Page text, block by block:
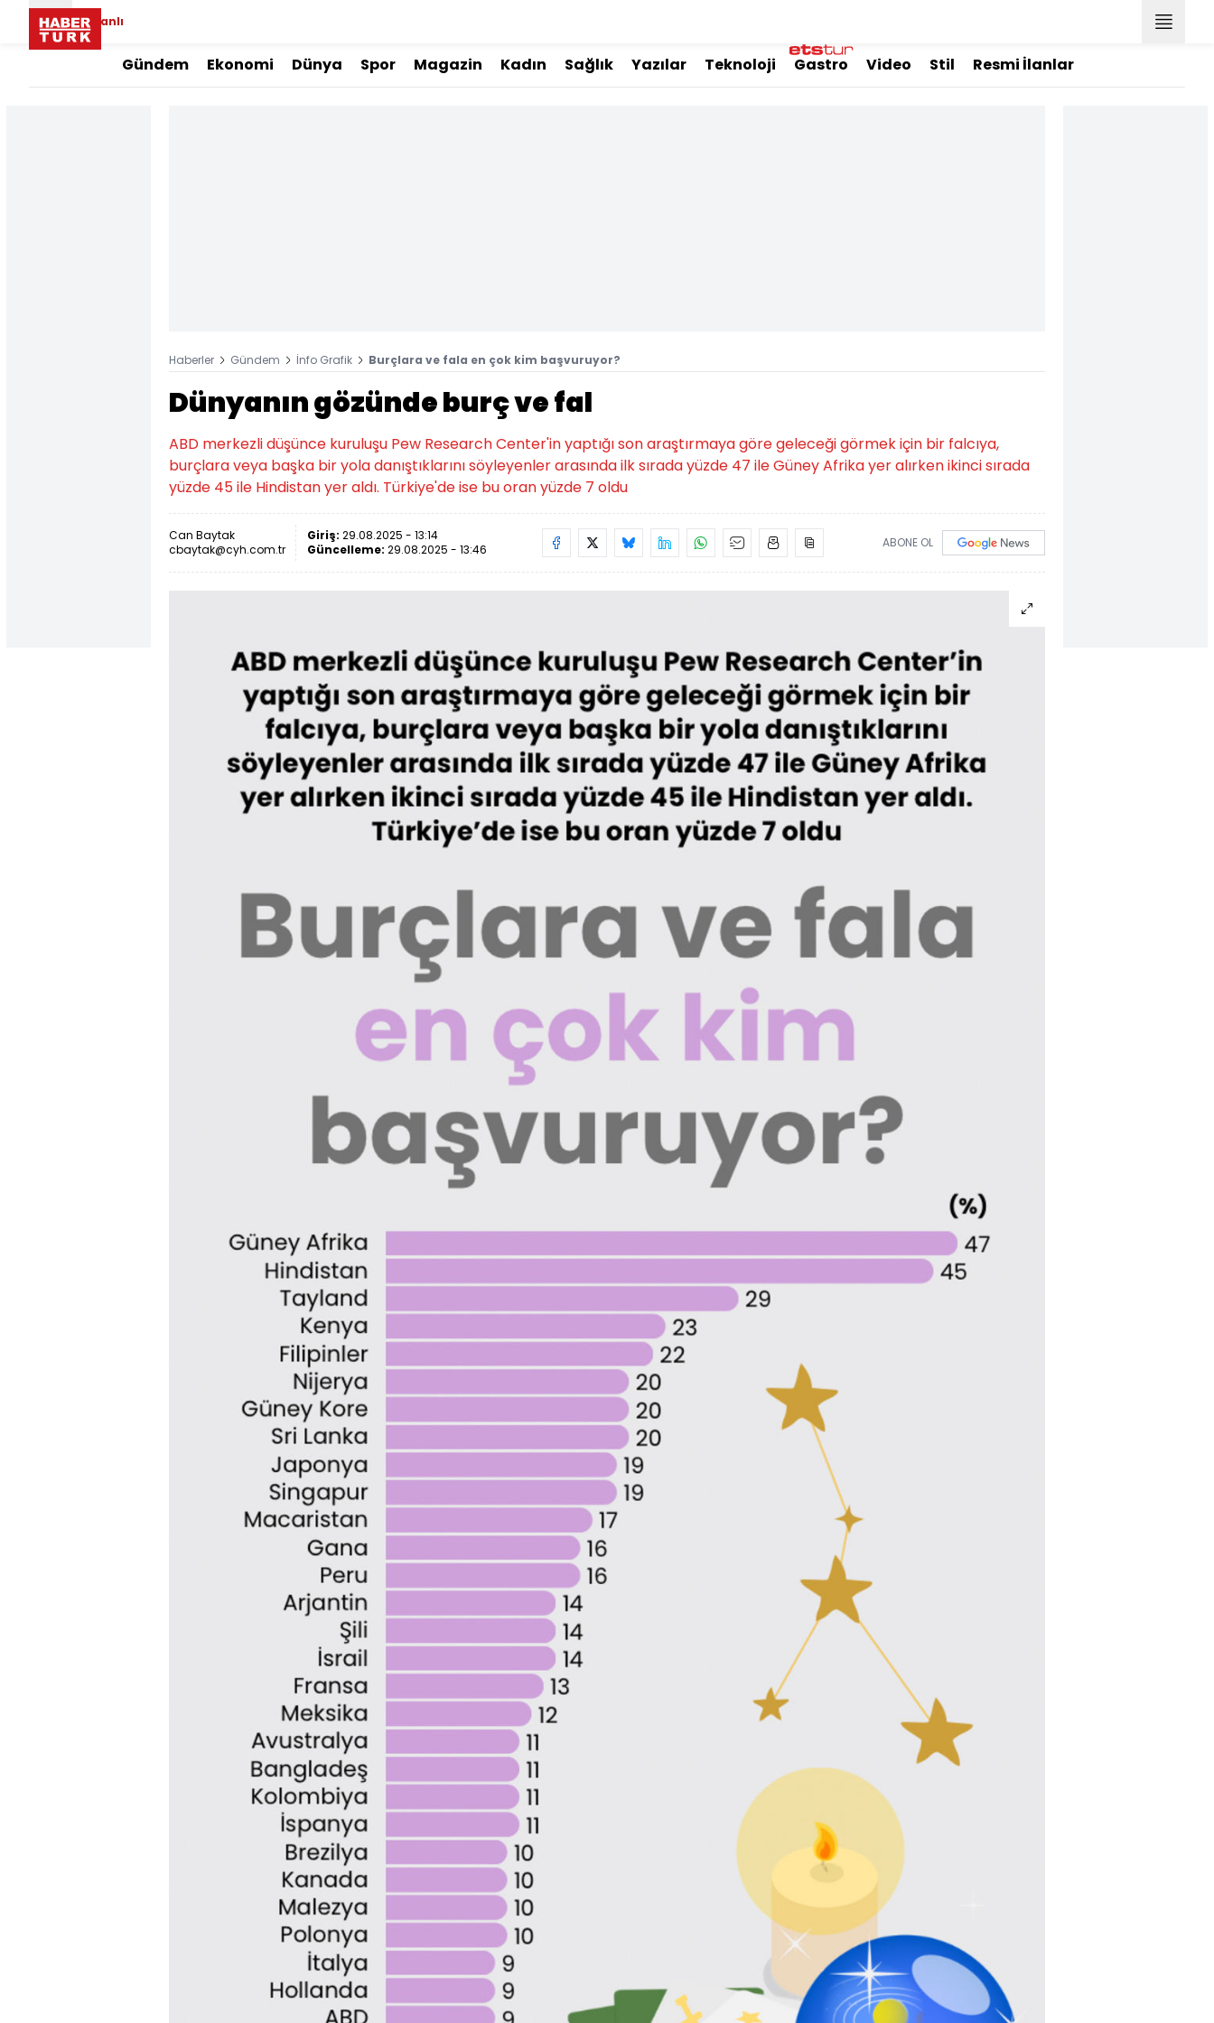
Canlı
Gündem Ekonomi Dünya Spor Magazin Kadın Sağlık Yazılar Teknoloji Gastro Video Stil Resmi İlanlar
Haberler Gündem İnfo Grafik Burçlara ve fala en çok kim başvuruyor?
Dünyanın gözünde burç ve fal
ABD merkezli düşünce kuruluşu Pew Research Center'in yaptığı son araştırmaya göre geleceği görmek için bir falcıya,
burçlara veya başka bir yola danıştıklarını söyleyenler arasında ilk sırada yüzde 47 ile Güney Afrika yer alırken ikinci sırada
yüzde 45 ile Hindistan yer aldı. Türkiye'de ise bu oran yüzde 7 oldu
Can Baytak
cbaytak@cyh.com.tr
Giriş: 29.08.2025 - 13:14
Güncelleme: 29.08.2025 - 13:46 ABONE OL